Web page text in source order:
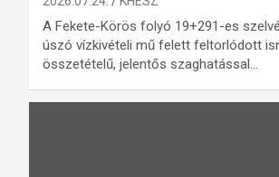
A Fekete-Körös folyó 19+291-es
úszó vízkivételi mű felett feltorlódott
összetételű, jelentős szaghatással…